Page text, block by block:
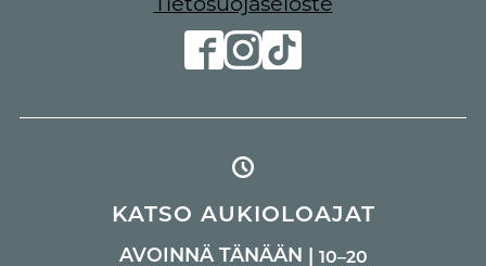
KATSO AUKIOLOAJAT
AVOINNÄ TÄNÄÄN | 10–20